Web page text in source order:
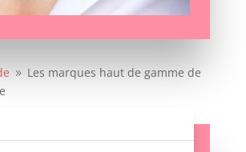
9 Les marques haut de gamme de